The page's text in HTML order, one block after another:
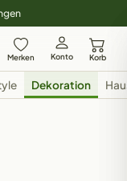
Merken Konto Korb
Dekoration